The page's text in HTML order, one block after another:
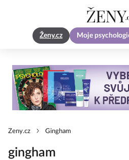
Ženy.cz Moje
Zeny.cz Gingham
gingham